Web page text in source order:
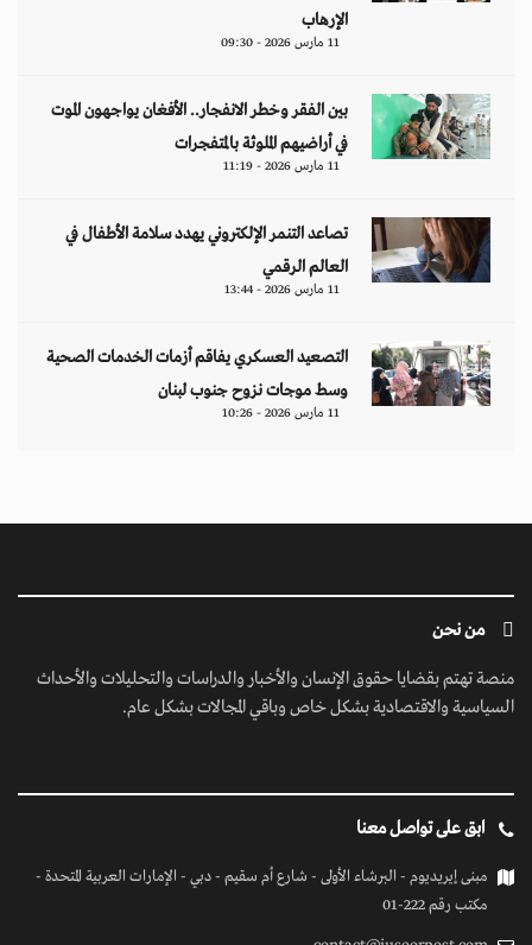
الإرهاب
11 مارس 2026 - 09:30
بين الفقر وخطر الانفجار.. الأفغان يواجهون الموت
في أراضيهم الملوثة بالمتفجرات
11 مارس 2026 - 11:19
تصاعد التنمر الإلكتروني يهدد سلامة الأطفال في
العالم الرقمي
11 مارس 2026 - 13:44
التصعيد العسكري يفاقم أزمات الخدمات الصحية
وسط موجات نزوح جنوب لبنان
11 مارس 2026 - 10:26
من نحن
منصة تهتم بقضايا حقوق الإنسان والأخبار والدراسات والتحليلات والأحداث
السياسية والاقتصادية بشكل خاص وباقي المجالات بشكل عام.
ابق على تواصل معنا
مبنى إيريديوم - البرشاء الأولى - شارع أم سقيم - دبي - الإمارات العربية المتحدة -
مكتب رقم 222-01